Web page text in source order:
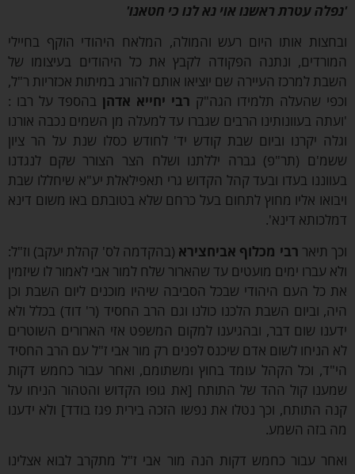
עטרת ראשנו אוי נא לנו כי חטאנו'
אותו היום רעש והמולה, המלאח היהודי הוקף בחיילי
ונתנה הפקודה לקבץ את כל היהודים בעיצומו של
למרכז העיירה שם יוציאו אותם להורג במיתות אכזריות ר"ל,
שהעלה תלמידו הגה"קרבי יחייא אדהןבהספד על רבו :
בעוונותינו הרבים שגברו עד למעלה מן השמים נכבה אורנו
יקרנו וביום שבת קודש יד' לחודש כסלו שנת על הר ציון
(תר"פ) גברה יללתנו ושלח הצר הצורר שקם לנגדנו
בעדו ובעד קהל הקדוש גרי תאפילאלת יע"א שיחללו שבת
אליו מחוץ לתחום בעל כרחם שלא בטובתם באו משום דינא
דינא'.
תיאררבי מכלוף אביחצירא(בהקדמה לס' קהלת יעקב) וז"ל:
עברו ימים מועטים עד שהארור שלח למור אבי לאמור לו שיזמין
העם היהודי שבכל הסביבה שיהיו מוכנים ליום השבת וכן
וביום השבת הלכנו כולנו וגם הרב החסיד (ר' דוד) בכלל ולא
שום דבר, ובהגיענו למקום המשפט אזי הארורים השוטרים
לשום אדם שיכנס לפנים רק מור אבי ז"ל עם הרב החסיד
וכל הקהל עומד בחוץ ומשתומם, ואחר עבור כחמש דקות
קול ההד של התותח [את גופו הקדוש והטהור הניחו על
התותח, וכך נטלו את נפשו הזכה בירית פגז בודד] ולא ידענו
בזה השמע.
עבור כחמש דקות הנה מור אבי ז"ל מתקרב לבוא אצלינו